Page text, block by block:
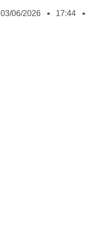
03/06/2026
17:44